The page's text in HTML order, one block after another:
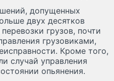
допущенных
двух десятков
грузов, почти
грузовиками,
Кроме того,
случай управления
опьянения.